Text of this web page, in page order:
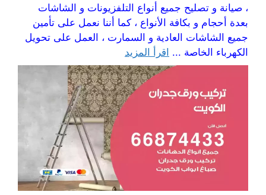
، صيانة و تصليح جميع أنواع التلفزيونات و الشاشات
بعدة أحجام و بكافة الأنواع ، كما أننا نعمل على تأمين
جميع الشاشات العادية و السمارت ، العمل على تحويل
الكهرباء الخاصة ... اقرأ المزيد